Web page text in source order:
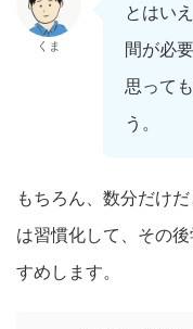
くま
とはい
間が必
思って
う。
もちろん、数分だけ
は習慣化して、その
すめします。